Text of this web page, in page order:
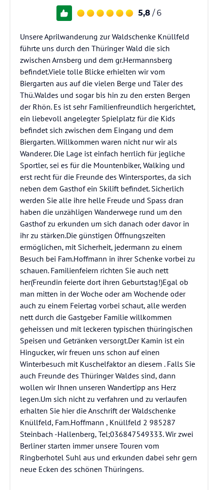
5,8 / 6
Unsere Aprilwanderung zur Waldschenke Knüllfeld
führte uns durch den Thüringer Wald die sich
zwischen Arnsberg und dem gr.Hermannsberg
befindet.Viele tolle Blicke erhielten wir vom
Biergarten aus auf die vielen Berge und Täler des
Thü.Waldes und sogar bis hin zu den ersten Bergen
der Rhön. Es ist sehr Familienfreundlich hergerichtet,
ein liebevoll angelegter Spielplatz für die Kids
befindet sich zwischen dem Eingang und dem
Biergarten. Willkommen waren nicht nur wir als
Wanderer. Die Lage ist einfach herrlich für jegliche
Sportler, sei es für die Mountenbiker, Walking und
erst recht für die Freunde des Wintersportes, da sich
neben dem Gasthof ein Skilift befindet. Sicherlich
werden Sie alle ihre helle Freude und Spass dran
haben die unzähligen Wanderwege rund um den
Gasthof zu erkunden um sich danach oder davor in
ihr zu stärken.Die günstigen Öffnungszeiten
ermöglichen, mit Sicherheit, jedermann zu einem
Besuch bei Fam.Hoffmann in ihrer Schenke vorbei zu
schauen. Familienfeiern richten Sie auch nett
her(Freundin feierte dort ihren Geburtstag!)Egal ob
man mitten in der Woche oder am Wochende oder
auch zu einem Feiertag vorbei schaut, alle werden
nett durch die Gastgeber Familie willkommen
geheissen und mit leckeren typischen thüringischen
Speisen und Getränken versorgt.Der Kamin ist ein
Hingucker, wir freuen uns schon auf einen
Winterbesuch mit Kuschelfaktor an diesem . Falls Sie
auch Freunde des Thüringer Waldes sind, dann
wollen wir Ihnen unseren Wandertipp ans Herz
legen.Um sich nicht zu verfahren und zu verlaufen
erhalten Sie hier die Anschrift der Waldschenke
Knüllfeld, Fam.Hoffmann , Knüllfeld 2 985287
Steinbach -Hallenberg, Tel;036847549333. Wir zwei
Berliner starten immer unsere Touren vom
Ringberhotel Suhl aus und erkunden dabei sehr gern
neue Ecken des schönen Thüringens.